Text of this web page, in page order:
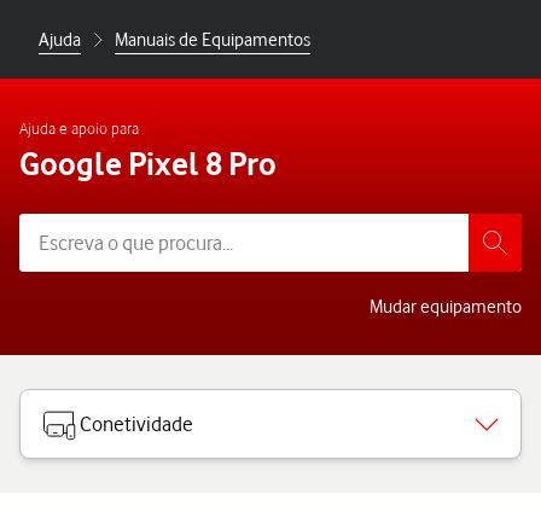
Ajuda Manuais de Equipamentos
Ajuda e apoio para
Google Pixel 8 Pro
Mudar equipamento
Conetividade